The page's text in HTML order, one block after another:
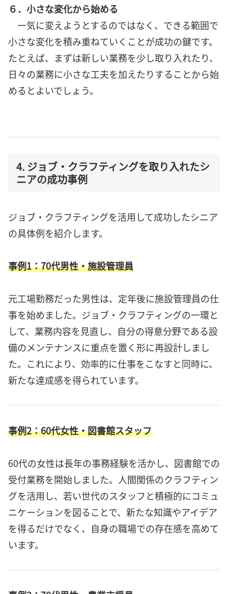
６．小さな変化から始める
一気に変えようとするのではなく、できる範囲で
小さな変化を積み重ねていくことが成功の鍵です。
たとえば、まずは新しい業務を少し取り入れたり、
日々の業務に小さな工夫を加えたりすることから始
めるとよいでしょう。
4. ジョブ・クラフティングを取り入れたシ
ニアの成功事例
ジョブ・クラフティングを活用して成功したシニア
の具体例を紹介します。
事例1：70代男性・施設管理員
元工場勤務だった男性は、定年後に施設管理員の仕
事を始めました。ジョブ・クラフティングの一環と
して、業務内容を見直し、自分の得意分野である設
備のメンテナンスに重点を置く形に再設計しまし
た。これにより、効率的に仕事をこなすと同時に、
新たな達成感を得られています。
事例2：60代女性・図書館スタッフ
60代の女性は長年の事務経験を活かし、図書館での
受付業務を開始しました。人間関係のクラフティン
グを活用し、若い世代のスタッフと積極的にコミュ
ニケーションを図ることで、新たな知識やアイデア
を得るだけでなく、自身の職場での存在感を高めて
います。